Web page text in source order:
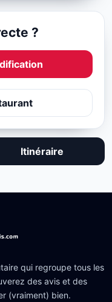
?
Itinéraire
qui regroupe tous les
des avis et des
(vraiment) bien.